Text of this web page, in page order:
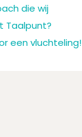
die wij
Taalpunt?
een vluchteling!